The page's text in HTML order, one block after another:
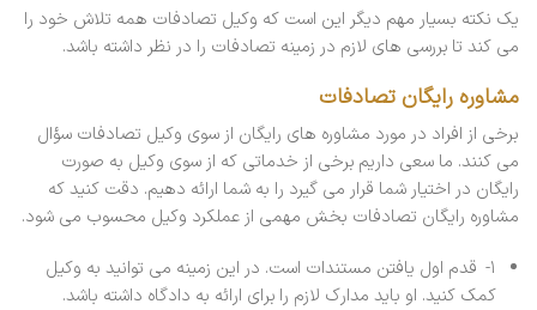
یک نکته بسیار مهم دیگر این است که وکیل تصادفات همه تلاش خود را
می کند تا بررسی های لازم در زمینه تصادفات را در نظر داشته باشد.
مشاوره رایگان تصادفات
برخی از افراد در مورد مشاوره های رایگان از سوی وکیل تصادفات سؤال
می کنند. ما سعی داریم برخی از خدماتی که از سوی وکیل به صورت
رایگان در اختیار شما قرار می گیرد را به شما ارائه دهیم. دقت کنید که
مشاوره رایگان تصادفات بخش مهمی از عملکرد وکیل محسوب می شود.
۱- قدم اول یافتن مستندات است. در این زمینه می توانید به وکیل
کمک کنید. او باید مدارک لازم را برای ارائه به دادگاه داشته باشد.